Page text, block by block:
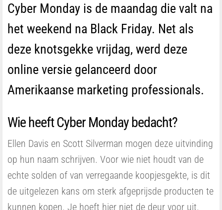
Cyber Monday is de maandag die valt na
het weekend na Black Friday. Net als
deze knotsgekke vrijdag, werd deze
online versie gelanceerd door
Amerikaanse marketing professionals.
Wie heeft Cyber Monday bedacht?
Ellen Davis en Scott Silverman mogen deze uitvinding
op hun naam schrijven. Voor wie niet houdt van de
echte solden of van verregaande koopjesgekte, is dit
de uitgelezen kans om sterk afgeprijsde producten te
kunnen kopen. Je hoeft hier niet de deur voor uit.